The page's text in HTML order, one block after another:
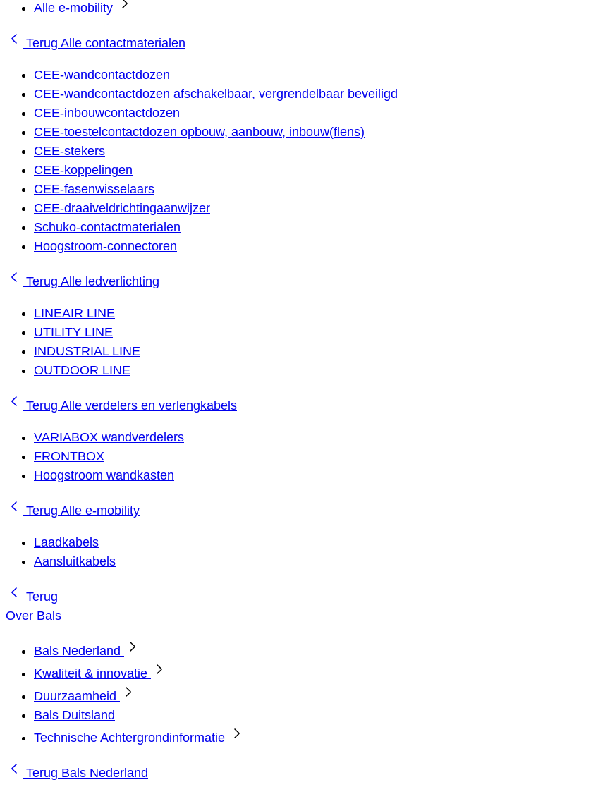
Alle e-mobility
Terug Alle contactmaterialen
CEE-wandcontactdozen
CEE-wandcontactdozen afschakelbaar, vergrendelbaar beveiligd
CEE-inbouwcontactdozen
CEE-toestelcontactdozen opbouw, aanbouw, inbouw(flens)
CEE-stekers
CEE-koppelingen
CEE-fasenwisselaars
CEE-draaiveldrichtingaanwijzer
Schuko-contactmaterialen
Hoogstroom-connectoren
Terug Alle ledverlichting
LINEAIR LINE
UTILITY LINE
INDUSTRIAL LINE
OUTDOOR LINE
Terug Alle verdelers en verlengkabels
VARIABOX wandverdelers
FRONTBOX
Hoogstroom wandkasten
Terug Alle e-mobility
Laadkabels
Aansluitkabels
Terug
Over Bals
Bals Nederland
Kwaliteit & innovatie
Duurzaamheid
Bals Duitsland
Technische Achtergrondinformatie
Terug Bals Nederland